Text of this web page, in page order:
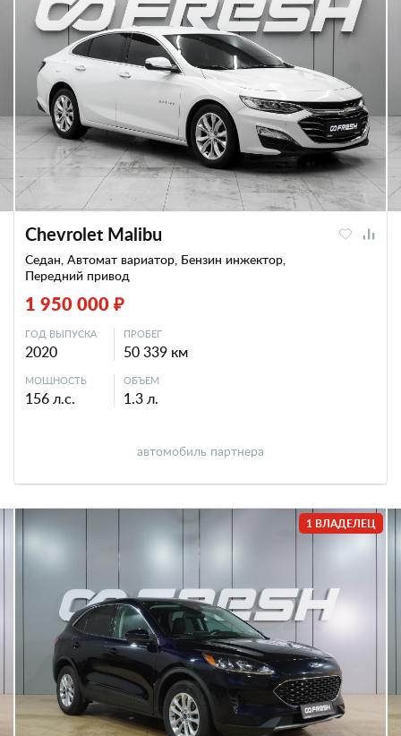
Chevrolet Malibu
Седан, Автомат вариатор, Бензин инжектор,
Передний привод
1 950 000 ₽
ГОД ВЫПУСКА
2020
ПРОБЕГ
50 339 км
МОЩНОСТЬ
156 л.с.
ОБЪЕМ
1.3 л.
автомобиль партнера
1 ВЛАДЕЛЕЦ